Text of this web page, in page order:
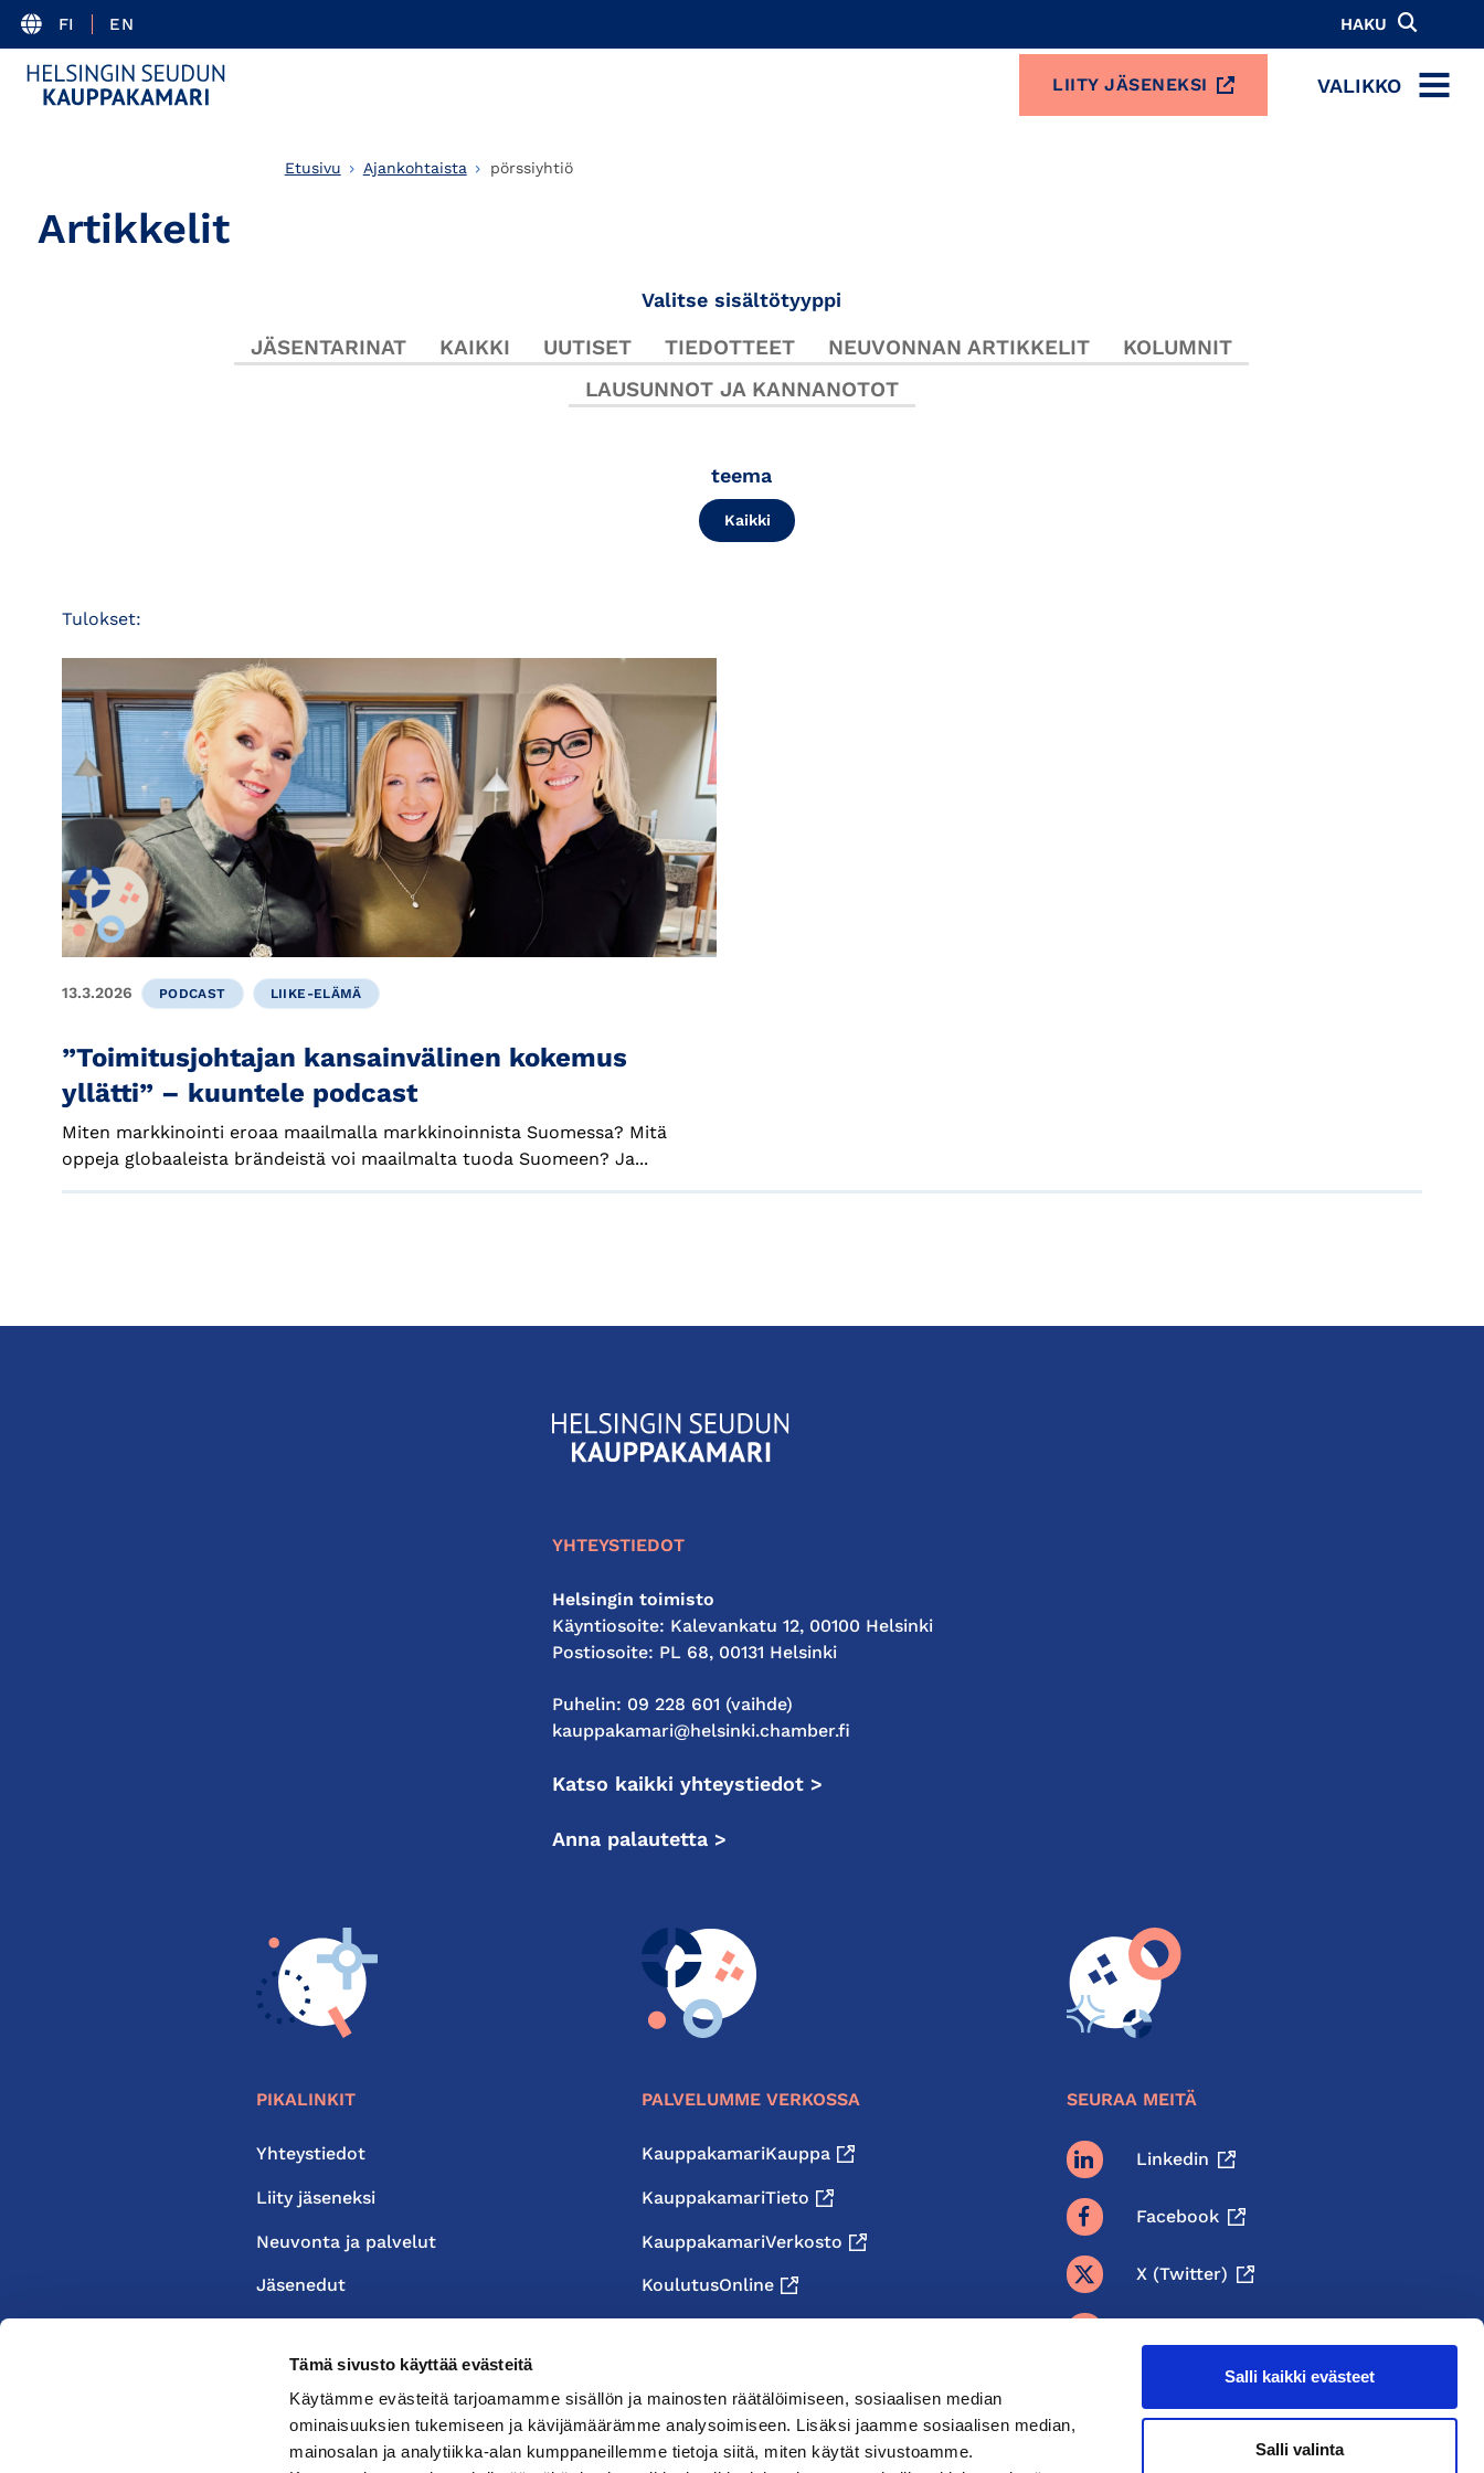
Tämä sivusto käyttää evästeitä
Käytämme evästeitä tarjoamamme sisällön ja mainosten räätälöimiseen, sosiaalisen median
ominaisuuksien tukemiseen ja kävijämäärämme analysoimiseen. Lisäksi jaamme sosiaalisen median,
mainosalan ja analytiikka-alan kumppaneillemme tietoja siitä, miten käytät sivustoamme.
Salli kaikki evästeet
Salli valinta
FI EN HAKU
LIITY JÄSENEKSI VALIKKO
MENU
Etusivu Ajankohtaista pörssiyhtiö
Artikkelit
Valitse sisältötyyppi
JÄSENTARINAT KAIKKI UUTISET TIEDOTTEET NEUVONNAN ARTIKKELIT
KOLUMNIT
LAUSUNNOT JA KANNANOTOT
teema
Kaikki
Tulokset:
13.3.2026 PODCAST LIIKE-ELÄMÄ
”Toimitusjohtajan kansainvälinen kokemus
yllätti” – kuuntele podcast
Miten markkinointi eroaa maailmalla markkinoinnista Suomessa? Mitä
oppeja globaaleista brändeistä voi maailmalta tuoda Suomeen? Ja...
KauppakamariHelsingin
seudun
YHTEYSTIEDOT
Helsingin toimisto
Käyntiosoite: Kalevankatu 12, 00100 Helsinki
Postiosoite: PL 68, 00131 Helsinki
Puhelin: 09 228 601 (vaihde)
kauppakamari@helsinki.chamber.fi
Katso kaikki yhteystiedot >
Anna palautetta >
PIKALINKIT
Yhteystiedot
Liity jäseneksi
Neuvonta ja palvelut
Jäsenedut
PALVELUMME VERKOSSA
KauppakamariKauppa
KauppakamariTieto
KauppakamariVerkosto
KoulutusOnline
SEURAA MEITÄ
Linkedin
Facebook
X (twitter)